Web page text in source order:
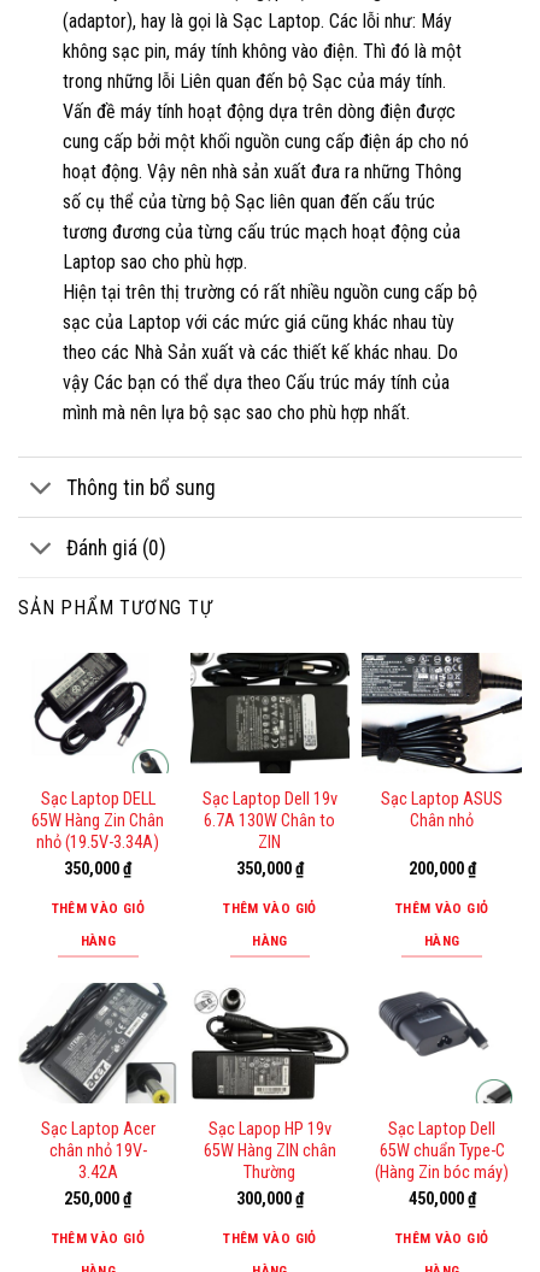
(adaptor), hay là gọi là Sạc Laptop. Các lỗi như: Máy
không sạc pin, máy tính không vào điện. Thì đó là một
trong những lỗi Liên quan đến bộ Sạc của máy tính.
Vấn đề máy tính hoạt động dựa trên dòng điện được
cung cấp bởi một khối nguồn cung cấp điện áp cho nó
hoạt động. Vậy nên nhà sản xuất đưa ra những Thông
số cụ thể của từng bộ Sạc liên quan đến cấu trúc
tương đương của từng cấu trúc mạch hoạt động của
Laptop sao cho phù hợp.
Hiện tại trên thị trường có rất nhiều nguồn cung cấp bộ
sạc của Laptop với các mức giá cũng khác nhau tùy
theo các Nhà Sản xuất và các thiết kế khác nhau. Do
vậy Các bạn có thể dựa theo Cấu trúc máy tính của
mình mà nên lựa bộ sạc sao cho phù hợp nhất.
Thông tin bổ sung
Đánh giá (0)
SẢN PHẨM TƯƠNG TỰ
Sạc Laptop DELL
65W Hàng Zin Chân
nhỏ (19.5V-3.34A)
350,000₫
THÊM VÀO GIỎ
HÀNG
Sạc Laptop Dell 19v
6.7A 130W Chân to
ZIN
350,000₫
THÊM VÀO GIỎ
HÀNG
Sạc Laptop ASUS
Chân nhỏ
200,000₫
THÊM VÀO GIỎ
HÀNG
Sạc Laptop Acer
chân nhỏ 19V-
3.42A
250,000₫
THÊM VÀO GIỎ
Sạc Lapop HP 19v
65W Hàng ZIN chân
Thường
300,000₫
THÊM VÀO GIỎ
Sạc Laptop Dell
65W chuẩn Type-C
(Hàng Zin bóc máy)
450,000₫
THÊM VÀO GIỎ